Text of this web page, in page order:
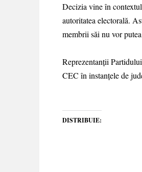
Decizia vine în
autoritatea electorală.
membrii săi nu vor
Reprezentanții
CEC în instanțele de
DISTRIBUIE: